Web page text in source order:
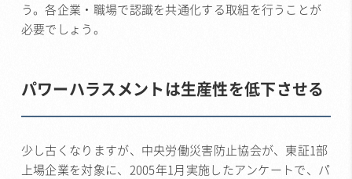
う。各企業・職場で認識を共通化する取組を行うことが
必要でしょう。
パワーハラスメントは生産性を低下させる
少し古くなりますが、中央労働災害防止協会が、東証1部
上場企業を対象に、2005年1月実施したアンケートで、パ